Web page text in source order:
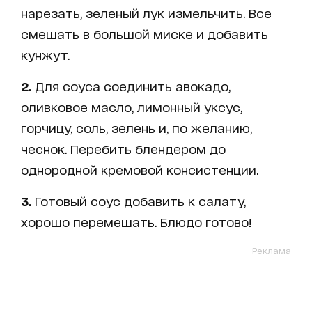
нарезать, зеленый лук измельчить. Все
смешать в большой миске и добавить
кунжут.
2. Для соуса соединить авокадо,
оливковое масло, лимонный уксус,
горчицу, соль, зелень и, по желанию,
чеснок. Перебить блендером до
однородной кремовой консистенции.
3. Готовый соус добавить к салату,
хорошо перемешать. Блюдо готово!
Реклама